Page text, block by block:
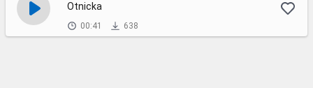
Otnicka
00:41 638